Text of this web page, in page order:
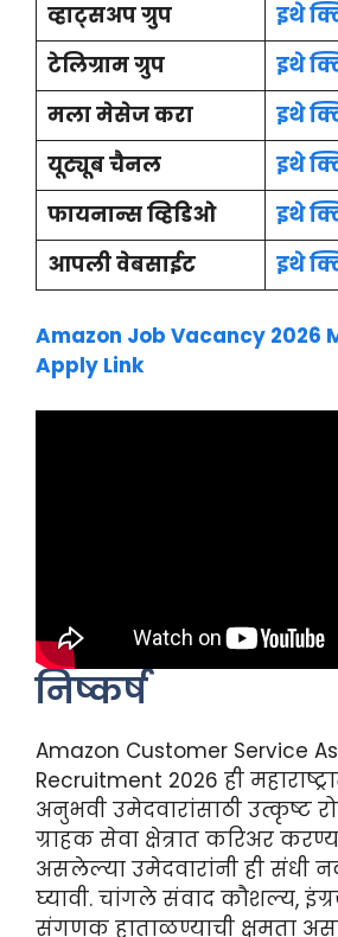
व्हाट्सअप ग्रुप
इथे
टेलिग्राम ग्रुप
इथे
मला मेसेज करा
इथे
यूट्यूब चैनल
इथे
फायनान्स व्हिडिओ
इथे
आपली वेबसाईट
इथे
Amazon Job Vacancy 2026
Apply Link
निष्कर्ष
Amazon Customer Service
Recruitment 2026 ही
अनुभवी उमेदवारांसाठी उत्कृष्ट
ग्राहक सेवा क्षेत्रात करिअर
असलेल्या उमेदवारांनी ही संधी
घ्यावी. चांगले संवाद कौशल्य,
संगणक हाताळण्याची क्षमता